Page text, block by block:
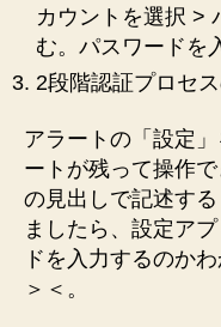
カウントを選択 >
む。パスワードを
2段階認証プロセ
アラートの「設定
ートが残って操作
の見出しで記述す
ましたら、設定ア
ドを入力するのか
＞＜。